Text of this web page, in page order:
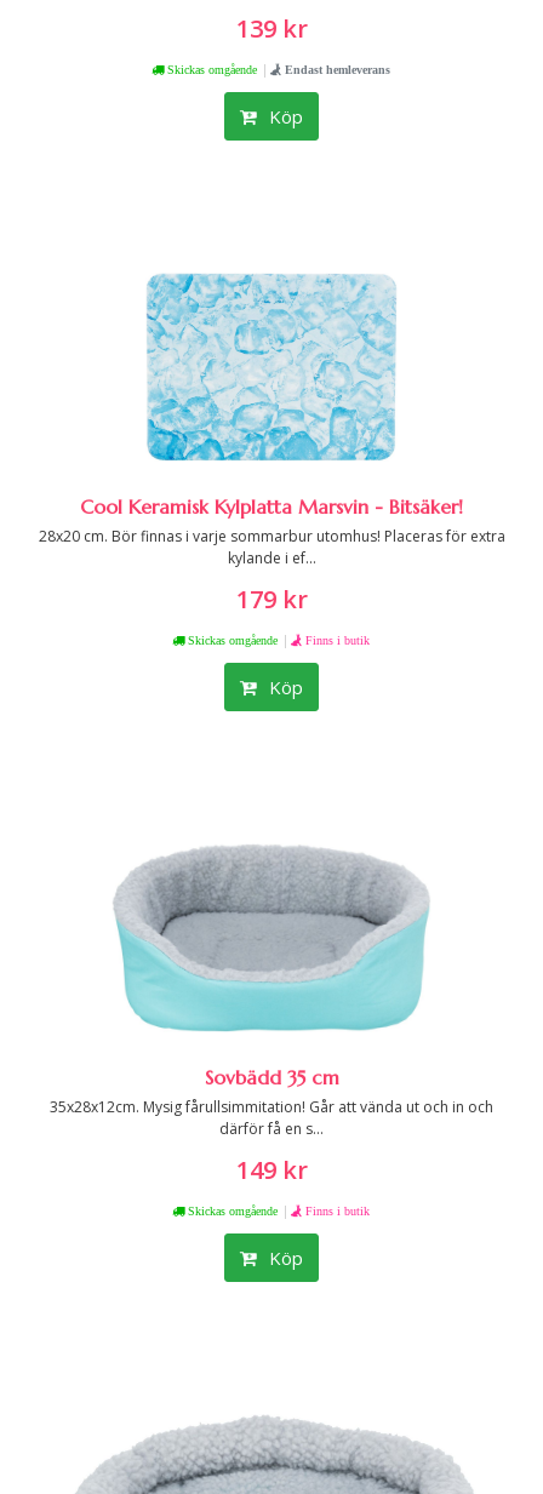
139 kr
Skickas omgående | Endast hemleverans
Köp
Cool Keramisk Kylplatta Marsvin - Bitsäker!
28x20 cm. Bör finnas i varje sommarbur utomhus! Placeras för extra
kylande i ef...
179 kr
Skickas omgående | Finns i butik
Köp
Sovbädd 35 cm
35x28x12cm. Mysig fårullsimmitation! Går att vända ut och in och
därför få en s...
149 kr
Skickas omgående | Finns i butik
Köp